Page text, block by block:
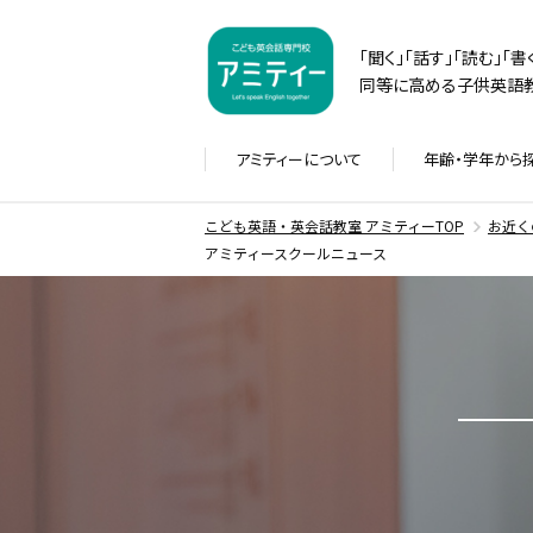
「聞く」「話す」「読む」「
同等に高める子供英語
アミティーについて 年齢・学年から
こども英語・英会話教室 アミティーTOP
お近
アミティースクールニュース